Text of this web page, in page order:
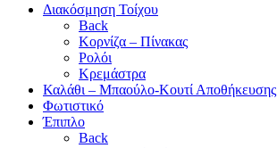
Διακόσμηση Τοίχου
Back
Κορνίζα – Πίνακας
Ρολόι
Κρεμάστρα
Καλάθι – Μπαούλο-Κουτί Αποθήκευσης
Φωτιστικό
Έπιπλο
Back